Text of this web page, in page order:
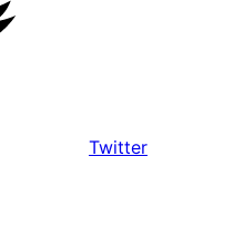
Twitter